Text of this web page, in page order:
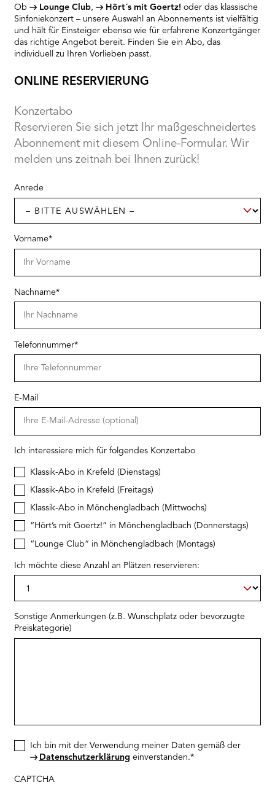
Ob Lounge Club, Hört´s mit Goertz! oder das klassische
Sinfoniekonzert – unsere Auswahl an Abonnements ist vielfältig
und hält für Einsteiger ebenso wie für erfahrene Konzertgänger
das richtige Angebot bereit. Finden Sie ein Abo, das
individuell zu Ihren Vorlieben passt.
ONLINE RESERVIERUNG
Konzertabo
Reservieren Sie sich jetzt Ihr maßgeschneidertes
Abonnement mit diesem Online-Formular. Wir
melden uns zeitnah bei Ihnen zurück!
zeigt
erforderliche
Felder
an
Anrede
Vorname*
Nachname*
Telefonnummer*
E-Mail
Ich interessiere mich für folgendes Konzertabo
Klassik-Abo in Krefeld (Dienstags)
Klassik-Abo in Krefeld (Freitags)
Klassik-Abo in Mönchengladbach (Mittwochs)
“Hört’s mit Goertz!” in Mönchengladbach (Donnerstags)
“Lounge Club” in Mönchengladbach (Montags)
Ich möchte diese Anzahl an Plätzen reservieren:
Sonstige Anmerkungen (z.B. Wunschplatz oder bevorzugte
Preiskategorie)
Einwilligung*
Ich bin mit der Verwendung meiner Daten gemäß der
Datenschutzerklärung einverstanden.*
CAPTCHA